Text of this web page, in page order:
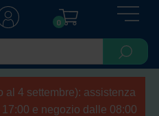
0
al 4 settembre): assistenza
e negozio dalle 08:00